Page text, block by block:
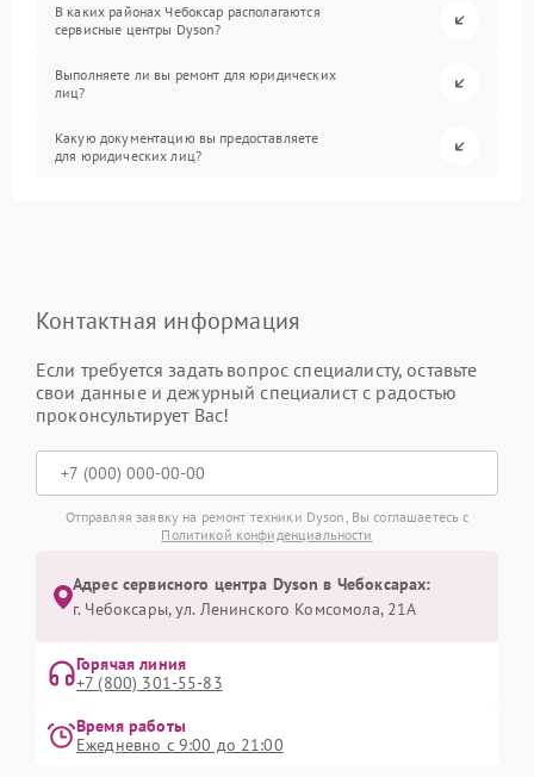
В каких районах Чебоксар располагаются
сервисные центры Dyson?
Выполняете ли вы ремонт для юридических
лиц?
Какую документацию вы предоставляете
для юридических лиц?
Контактная информация
Если требуется задать вопрос специалисту, оставьте
свои данные и дежурный специалист с радостью
проконсультирует Вас!
Отправляя заявку на ремонт техники Dyson, Вы соглашаетесь с
Политикой конфиденциальности
Адрес сервисного центра Dyson в Чебоксарах:
г. Чебоксары, ул. Ленинского Комсомола, 21А
Горячая линия
+7 (800) 301-55-83
Время работы
Ежедневно с 9:00 до 21:00